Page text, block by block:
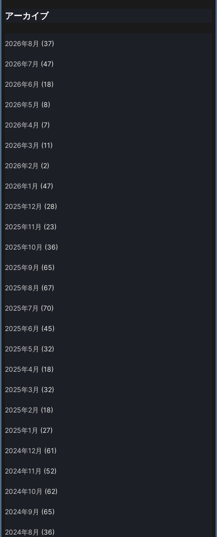
アーカイブ
2026年8月 (37)
2026年7月 (47)
2026年6月 (18)
2026年5月 (8)
2026年4月 (7)
2026年3月 (11)
2026年2月 (2)
2026年1月 (47)
2025年12月 (28)
2025年11月 (23)
2025年10月 (36)
2025年9月 (65)
2025年8月 (67)
2025年7月 (70)
2025年6月 (45)
2025年5月 (32)
2025年4月 (18)
2025年3月 (32)
2025年2月 (18)
2025年1月 (27)
2024年12月 (61)
2024年11月 (52)
2024年10月 (62)
2024年9月 (65)
2024年8月 (36)